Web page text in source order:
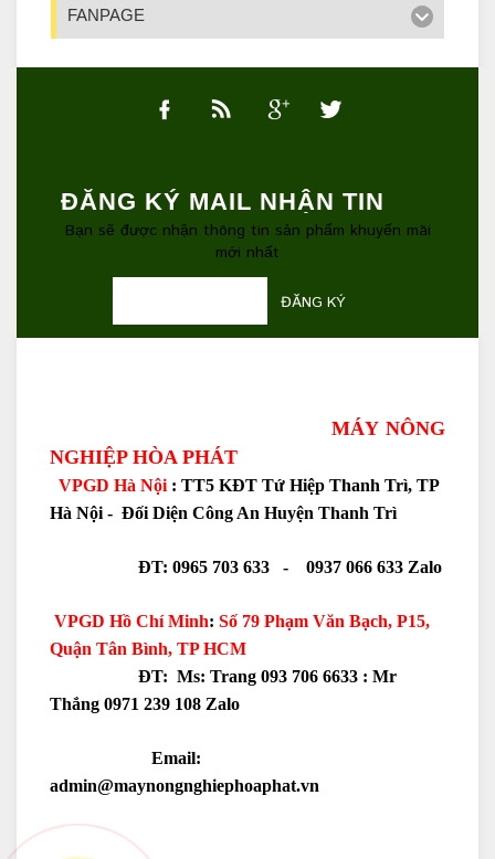
FANPAGE
ĐĂNG KÝ MAIL NHẬN TIN
Bạn sẽ được nhận thông tin sản phẩm khuyến mãi
mới nhất
ĐĂNG KÝ
MÁY NÔNG
NGHIỆP HÒA PHÁT
VPGD Hà Nội : TT5 KĐT Tứ Hiệp Thanh Trì, TP
Hà Nội - Đối Diện Công An Huyện Thanh Trì
ĐT: 0965 703 633 - 0937 066 633 Zalo
VPGD Hồ Chí Minh: Số 79 Phạm Văn Bạch, P15,
Quận Tân Bình, TP HCM
ĐT: Ms: Trang 093 706 6633 : Mr
Thắng 0971 239 108 Zalo
Email:
admin@maynongnghiephoaphat.vn